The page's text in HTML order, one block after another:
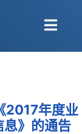
2017年度业
》的通告